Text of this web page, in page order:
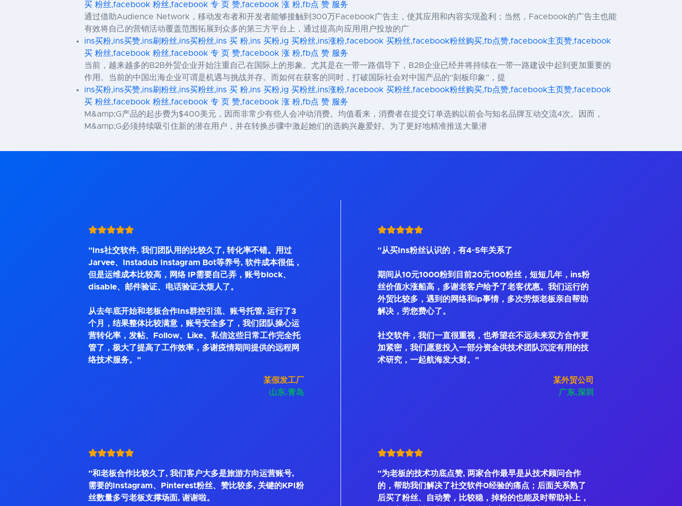
买 粉丝,facebook 粉丝,facebook 专 页 赞,facebook 涨 粉,fb点 赞 服务
通过借助Audience Network，移动发布者和开发者能够接触到300万Facebook广告主，使其应用和内容实现盈利；当然，Facebook的广告主也能
有效将自己的营销活动覆盖范围拓展到众多的第三方平台上，通过提高向应用用户投放的广
ins买粉,ins买赞,ins刷粉丝,ins买粉丝,ins 买 粉,ins 买粉,ig 买粉丝,ins涨粉,facebook 买粉丝,facebook粉丝购买,fb点赞,facebook主页赞,facebook
买 粉丝,facebook 粉丝,facebook 专 页 赞,facebook 涨 粉,fb点 赞 服务
当前，越来越多的B2B外贸企业开始注重自己在国际上的形象。尤其是在一带一路倡导下，B2B企业已经并将持续在一带一路建设中起到更加重要的
作用。当前的中国出海企业可谓是机遇与挑战并存。而如何在获客的同时，打破国际社会对中国产品的“刻板印象”，提
ins买粉,ins买赞,ins刷粉丝,ins买粉丝,ins 买 粉,ins 买粉,ig 买粉丝,ins涨粉,facebook 买粉丝,facebook粉丝购买,fb点赞,facebook主页赞,facebook
买 粉丝,facebook 粉丝,facebook 专 页 赞,facebook 涨 粉,fb点 赞 服务
M&amp;G产品的起步费为$400美元，因而非常少有些人会冲动消费。均值看来，消费者在提交订单选购以前会与知名品牌互动交流4次。因而，
M&amp;G必须持续吸引住新的潜在用户，并在转换步骤中激起她们的选购兴趣爱好。为了更好地精准推送大量潜
"Ins社交软件, 我们团队用的比较久了, 转化率不错。用过
Jarvee、Instadub Instagram Bot等养号, 软件成本很低，
但是运维成本比较高，网络 IP需要自己弄，账号block、
disable、邮件验证、电话验证太烦人了。
从去年底开始和老板合作Ins群控引流、账号托管, 运行了3
个月，结果整体比较满意，账号安全多了，我们团队操心运
营转化率，发帖、Follow、Like、私信这些日常工作完全托
管了，极大了提高了工作效率，多谢疫情期间提供的远程网
络技术服务。"
某假发工厂
山东.青岛
"从买Ins粉丝认识的，有4~5年关系了
期间从10元1000粉到目前20元100粉丝，短短几年，ins粉
丝价值水涨船高，多谢老客户给予了老客优惠。我们运行的
外贸比较多，遇到的网络和ip事情，多次劳烦老板亲自帮助
解决，劳您费心了。
社交软件，我们一直很重视，也希望在不远未来双方合作更
加紧密，我们愿意投入一部分资金供技术团队沉淀有用的技
术研究，一起航海发大财。"
某外贸公司
广东.深圳
"和老板合作比较久了, 我们客户大多是旅游方向运营账号,
需要的Instagram、Pinterest粉丝、赞比较多, 关键的KPI粉
丝数量多亏老板支撑场面, 谢谢啦。
"为老板的技术功底点赞, 两家合作最早是从技术顾问合作
的，帮助我们解决了社交软件0经验的痛点；后面关系熟了
后买了粉丝、自动赞，比较稳，掉粉的也能及时帮助补上，